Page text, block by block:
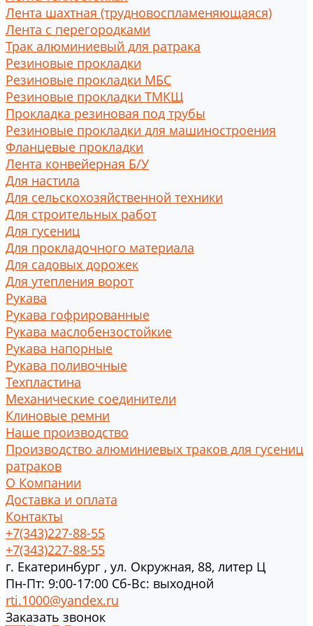
Лента шахтная (трудновоспламеняющаяся)
Лента с перегородками
Трак алюминиевый для ратрака
Резиновые прокладки
Резиновые прокладки МБС
Резиновые прокладки ТМКЩ
Прокладка резиновая под трубы
Резиновые прокладки для машиностроения
Фланцевые прокладки
Лента конвейерная Б/У
Для настила
Для сельскохозяйственной техники
Для строительных работ
Для гусениц
Для прокладочного материала
Для садовых дорожек
Для утепления ворот
Рукава
Рукава гофрированные
Рукава маслобензостойкие
Рукава напорные
Рукава поливочные
Техпластина
Механические соединители
Клиновые ремни
Наше производство
Производство алюминиевых траков для гусениц
ратраков
О Компании
Доставка и оплата
Контакты
+7(343)227-88-55
+7(343)227-88-55
г. Екатеринбург , ул. Окружная, 88, литер Ц
Пн-Пт: 9:00-17:00 Cб-Вс: выходной
rti.1000@yandex.ru
Заказать звонок